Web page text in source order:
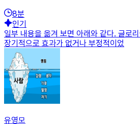
8분
인기
일부 내용을 옮겨 보면 아래와 같다. 글로
장기적으로 효과가 없거나 부정적이었
유영모